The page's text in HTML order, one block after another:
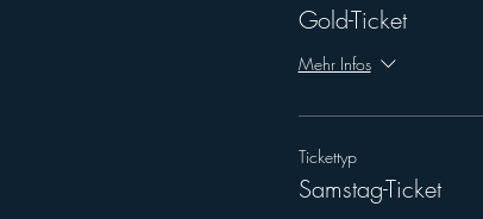
Gold-Ticket
Mehr Infos
Tickettyp
Samstag-Ticket